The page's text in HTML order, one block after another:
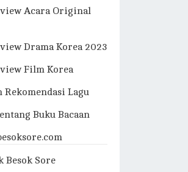
Acara Original
Drama Korea 2023
Film Korea
Rekomendasi Lagu
Buku Bacaan
Besok Sore